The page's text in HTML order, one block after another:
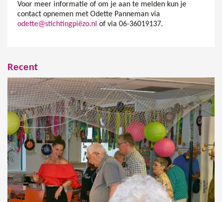
Voor meer informatie of om je aan te melden kun je
contact opnemen met Odette Panneman via
odette@stichtingpiëzo.nl of via 06-36019137.
Recent